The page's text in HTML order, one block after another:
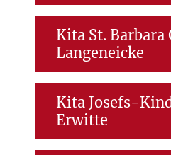
Funktion:allg.
Sachbearbeitung
Funktion:allg.
Sachbearbeitung
ZUR EINRICHTUNG
Personal -
Funktion:
Kita St. Barbara
Langeneicke
ZUR EINRICHTUNG
Personal -
Kita Josefs-
Erwitte